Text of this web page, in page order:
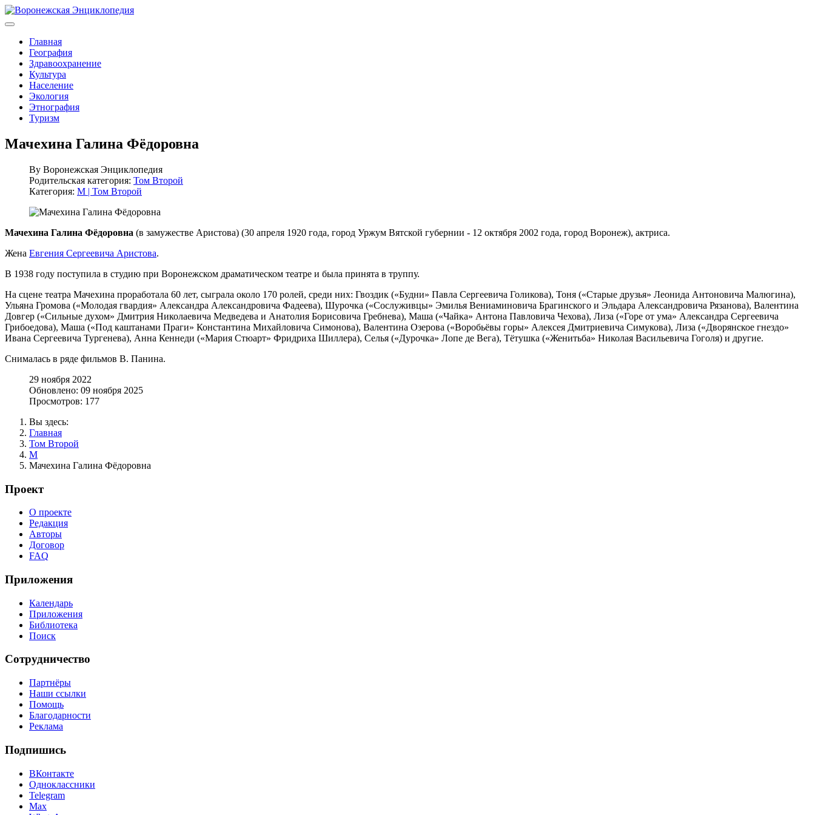
Главная
География
Здравоохранение
Культура
Население
Экология
Этнография
Туризм
Мачехина Галина Фёдоровна
By Воронежская Энциклопедия
Родительская категория: Том Второй
Категория: М | Том Второй
Мачехина Галина Фёдоровна (в замужестве Аристова) (30 апреля 1920 года, город Уржум Вятской губернии - 12 октября 2002 года, город Воронеж), актриса.
Жена Евгения Сергеевича Аристова.
В 1938 году поступила в студию при Воронежском драматическом театре и была принята в труппу.
На сцене театра Мачехина проработала 60 лет, сыграла около 170 ролей, среди них: Гвоздик («Будни» Павла Сергеевича Голикова), Тоня («Старые друзья» Леонида Антоновича Малюгина),
Ульяна Громова («Молодая гвардия» Александра Александровича Фадеева), Шурочка («Сослуживцы» Эмилья Вениаминовича Брагинского и Эльдара Александровича Рязанова), Валентина
Довгер («Сильные духом» Дмитрия Николаевича Медведева и Анатолия Борисовича Гребнева), Маша («Чайка» Антона Павловича Чехова), Лиза («Горе от ума» Александра Сергеевича
Грибоедова), Маша («Под каштанами Праги» Константина Михайловича Симонова), Валентина Озерова («Воробьёвы горы» Алексея Дмитриевича Симукова), Лиза («Дворянское гнездо»
Ивана Сергеевича Тургенева), Анна Кеннеди («Мария Стюарт» Фридриха Шиллера), Селья («Дурочка» Лопе де Вега), Тётушка («Женитьба» Николая Васильевича Гоголя) и другие.
Снималась в ряде фильмов В. Панина.
29 ноября 2022
Обновлено: 09 ноября 2025
Просмотров: 177
Вы здесь:
Главная
Том Второй
М
Мачехина Галина Фёдоровна
Проект
О проекте
Редакция
Авторы
Договор
FAQ
Приложения
Календарь
Приложения
Библиотека
Поиск
Сотрудничество
Партнёры
Наши ссылки
Помощь
Благодарности
Реклама
Подпишись
ВКонтакте
Одноклассники
Telegram
Max